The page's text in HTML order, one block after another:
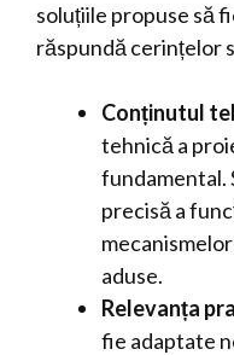
soluțiile propuse să
răspundă cerințelor
Conținutul
tehnică a
fundamental.
precisă a
aduse.
Relevanța
fie adaptate